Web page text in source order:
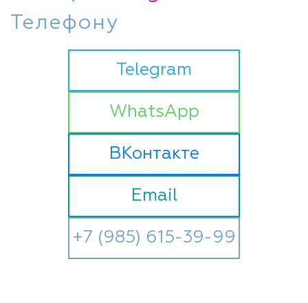
Телефону
Telegram
WhatsApp
ВКонтакте
Email
+7 (985) 615-39-99